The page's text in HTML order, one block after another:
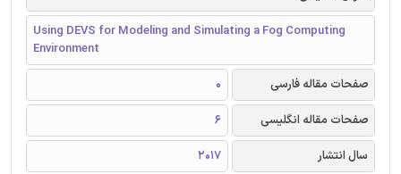
Using DEVS for Modeling and Simulating a Fog Computing
Environment
صفحات مقاله فارسی
0
صفحات مقاله انگلیسی
6
سال انتشار
2017